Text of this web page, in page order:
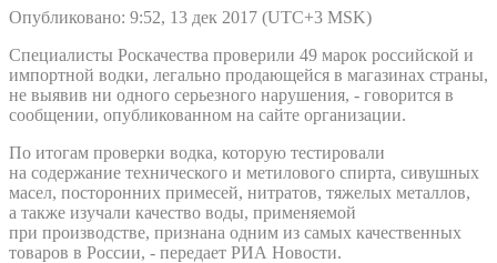
Опубликовано: 9:52, 13 дек 2017 (UTC+3 MSK)
Специалисты Роскачества проверили 49 марок российской и
импортной водки, легально продающейся в магазинах страны,
не выявив ни одного серьезного нарушения, - говорится в
сообщении, опубликованном на сайте организации.
По итогам проверки водка, которую тестировали
на содержание технического и метилового спирта, сивушных
масел, посторонних примесей, нитратов, тяжелых металлов,
а также изучали качество воды, применяемой
при производстве, признана одним из самых качественных
товаров в России, - передает РИА Новости.